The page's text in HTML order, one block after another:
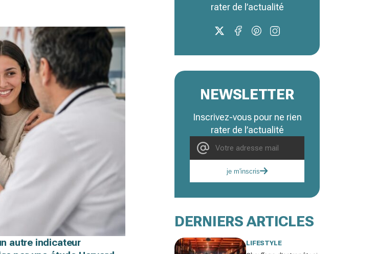
autre indicateur
rater de l’actualité
NEWSLETTER
Inscrivez-vous pour ne rien
rater de l’actualité
je m'inscris
DERNIERS ARTICLES
LIFESTYLE